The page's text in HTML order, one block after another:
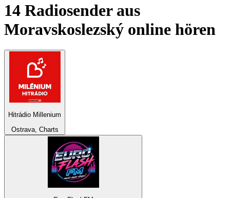
14 Radiosender aus
Moravskoslezský online hören
Hitrádio Millenium
Ostrava, Charts